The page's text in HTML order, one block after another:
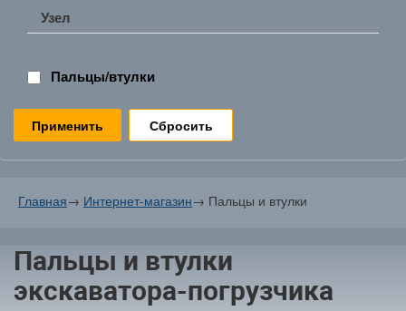
Узел
Пальцы/втулки
Сбросить
Главная→ Интернет-магазин→ Пальцы и втулки
Пальцы и втулки
экскаватора-погрузчика